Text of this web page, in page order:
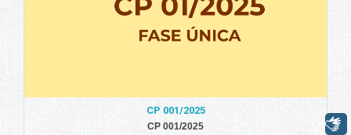
CP 001/2025
CP 001/2025